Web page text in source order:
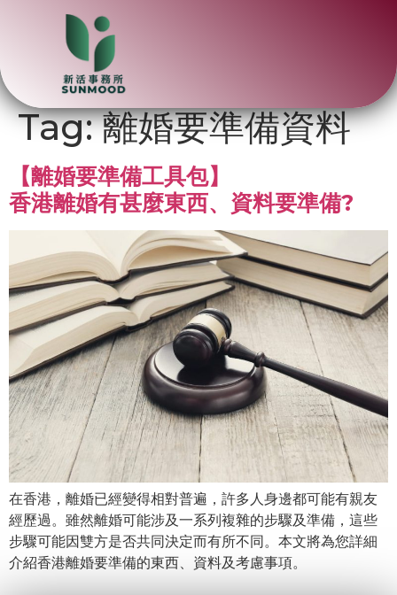
Tag:離婚要準備資料
【離婚要準備工具包】
香港離婚有甚麼東西、資料要準備?
在香港，離婚已經變得相對普遍，許多人身邊都可能有親友
經歷過。雖然離婚可能涉及一系列複雜的步驟及準備，這些
步驟可能因雙方是否共同決定而有所不同。本文將為您詳細
介紹香港離婚要準備的東西、資料及考慮事項。